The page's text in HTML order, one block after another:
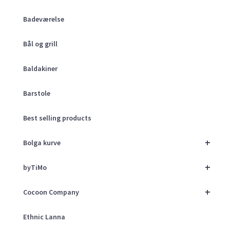
Badeværelse
Bål og grill
Baldakiner
Barstole
Best selling products
+
Bolga kurve
+
byTiMo
+
Cocoon Company
Ethnic Lanna